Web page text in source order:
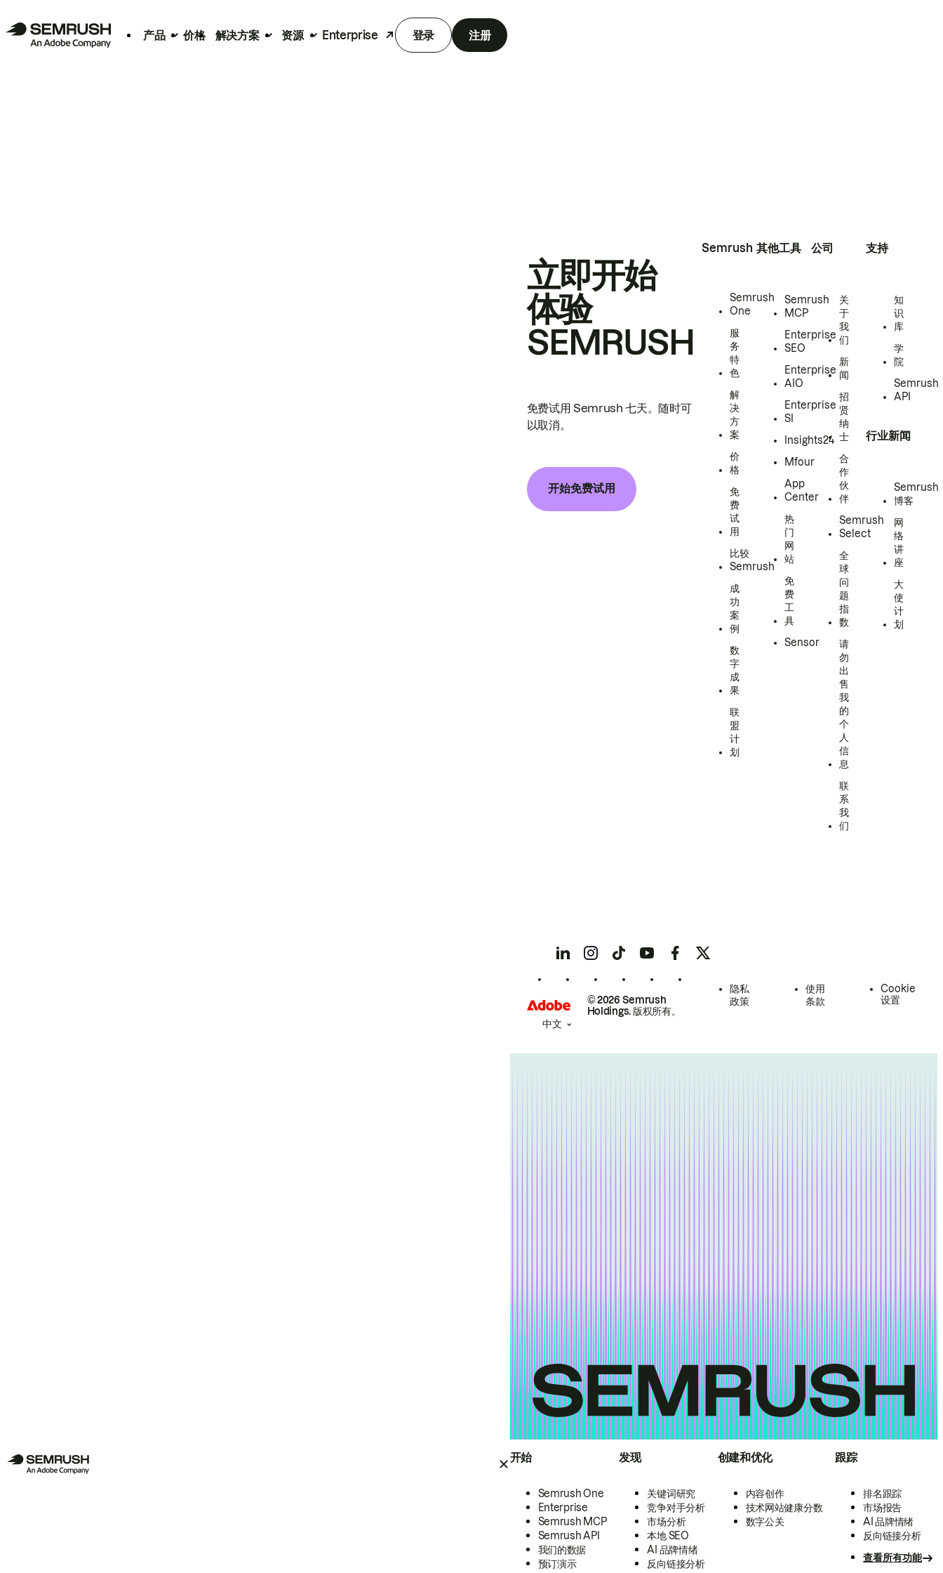
产品 价格 解决方案 资源 Enterprise 登录 注册
开始
Semrush One
Enterprise
Semrush MCP
Semrush API
我们的数据
预订演示
发现
关键词研究
竞争对手分析
市场分析
本地 SEO
AI 品牌情绪
反向链接分析
创建和优化
内容创作
技术网站健康分数
数字公关
跟踪
排名跟踪
市场报告
AI 品牌情绪
反向链接分析
查看所有功能
立即开始
体验
SEMRUSH
免费试用 Semrush 七天。随时可
以取消。
开始免费试用
Semrush
Semrush
One
服
务
特
色
解
决
方
案
价
格
免
费
试
用
比较
Semrush
成
功
案
例
数
字
成
果
联
盟
计
划
其他工具
Semrush
MCP
Enterprise
SEO
Enterprise
AIO
Enterprise
SI
Insights24
Mfour
App
Center
热
门
网
站
免
费
工
具
Sensor
公司
关
于
我
们
新
闻
招
贤
纳
士
合
作
伙
伴
Semrush
Select
全
球
问
题
指
数
请
勿
出
售
我
的
个
人
信
息
联
系
我
们
支持
知
识
库
学
院
Semrush
API
行业新闻
Semrush
博客
网
络
讲
座
大
使
计
划
© 2026 Semrush
Holdings. 版权所有。
隐私
政策
使用
条款
Cookie
设置
中文